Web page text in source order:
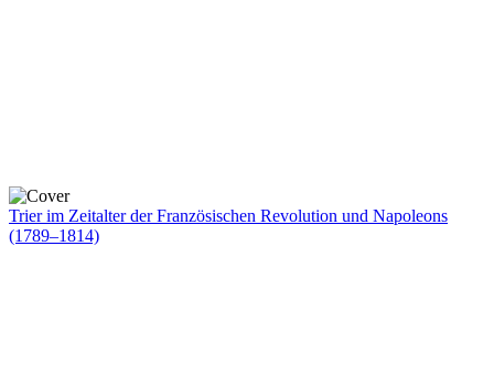
Trier im Zeitalter der Französischen Revolution und Napoleons
(1789–1814)